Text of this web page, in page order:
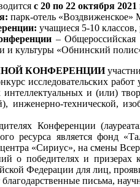
с 20 по 22 октября 2021
парк-отель «Воздвиженское»
учащиеся 5-10
– Общероссийская
и культуры «Обнинский
КОНФЕРЕНЦИИ
исследовательских
и (или)
инженерно-технической,
Конференции
ресурса является фонд
центра «Сириус», на смены
о победителях и призерах
Федерации для лиц,
благодарственные письма,